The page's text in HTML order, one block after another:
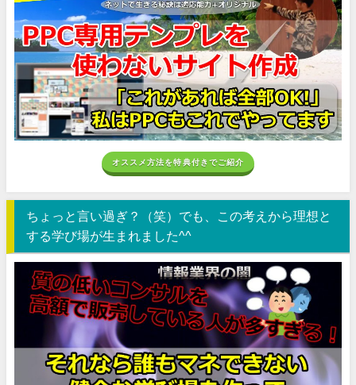
オススメ方法を特典付きでご紹介
ちょっと言い過ぎ？（笑）でも、この考えから理想と
する学び場が生まれました^^